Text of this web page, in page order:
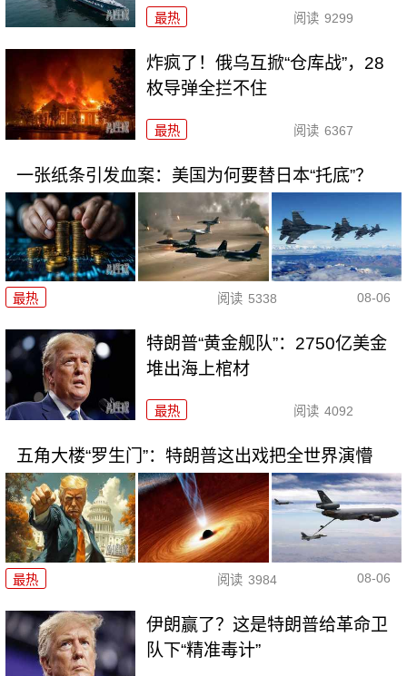
最热 阅读 9299
炸疯了！俄乌互掀“仓库战”，28
枚导弹全拦不住
最热 阅读 6367
一张纸条引发血案：美国为何要替日本“托底”？
最热 阅读 5338 08-06
特朗普“黄金舰队”：2750亿美金
堆出海上棺材
最热 阅读 4092
五角大楼“罗生门”：特朗普这出戏把全世界演懵
最热 阅读 3984 08-06
伊朗赢了？这是特朗普给革命卫
队下“精准毒计”